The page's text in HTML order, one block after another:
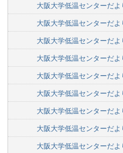
大阪大学低温センターだ
大阪大学低温センターだ
大阪大学低温センターだ
大阪大学低温センターだ
大阪大学低温センターだ
大阪大学低温センターだ
大阪大学低温センターだ
大阪大学低温センターだ
大阪大学低温センターだ